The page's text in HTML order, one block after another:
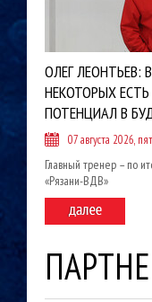
ОЛЕГ ЛЕОНТЬЕВ:
НЕКОТОРЫХ
ПОТЕНЦИАЛ В
07 августа 2026,
Главный тренер – по
«Рязани-ВДВ»